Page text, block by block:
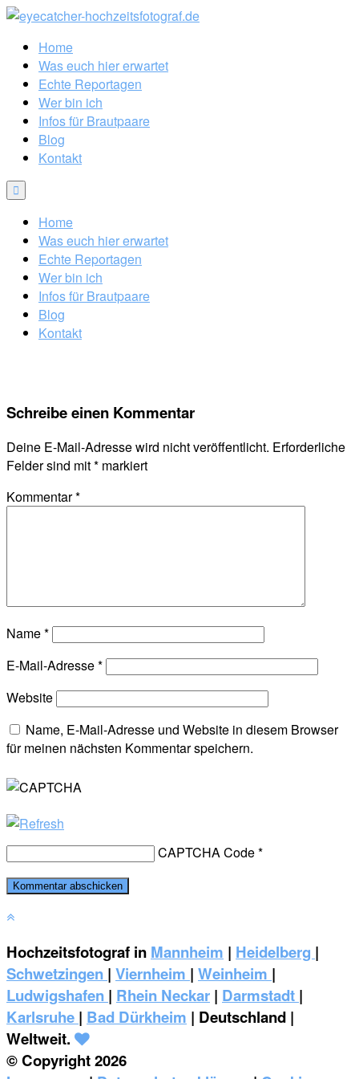
Home
Was euch hier erwartet
Echte Reportagen
Wer bin ich
Infos für Brautpaare
Blog
Kontakt
Home
Was euch hier erwartet
Echte Reportagen
Wer bin ich
Infos für Brautpaare
Blog
Kontakt
Schreibe einen Kommentar
Deine E-Mail-Adresse wird nicht veröffentlicht. Erforderliche
Felder sind mit* markiert
Kommentar*
Name*
E-Mail-Adresse*
Website
Name, E-Mail-Adresse und Website in diesem Browser
für meinen nächsten Kommentar speichern.
CAPTCHA Code*
Hochzeitsfotograf in Mannheim | Heidelberg |
Schwetzingen | Viernheim | Weinheim |
‎Ludwigshafen | Rhein Neckar | Darmstadt |
Karlsruhe | Bad Dürkheim | Deutschland |
Weltweit.
© Copyright 2026